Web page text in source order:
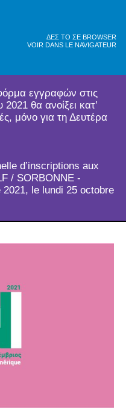
ΔΕΣ ΤΟ ΣΕ BROWSER
VOIR DANS LE NAVIGATEUR
εγγραφών στις
2021 θα ανοίξει κατ’
μόνο για τη Δευτέρα
d’inscriptions aux
/ SORBONNE -
le lundi 25 octobre